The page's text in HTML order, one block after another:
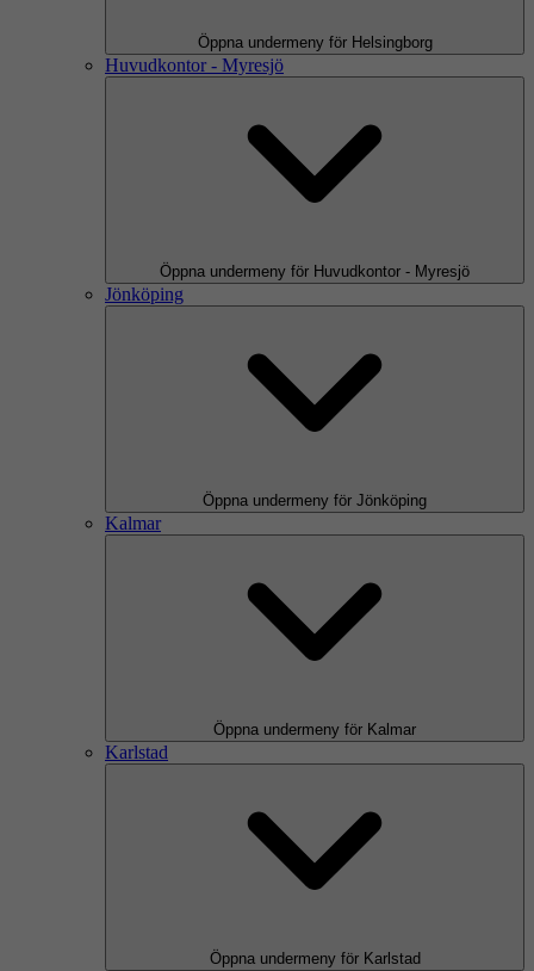
Öppna undermeny för Helsingborg
Huvudkontor - Myresjö
Öppna undermeny för Huvudkontor - Myresjö
Jönköping
Öppna undermeny för Jönköping
Kalmar
Öppna undermeny för Kalmar
Karlstad
Öppna undermeny för Karlstad